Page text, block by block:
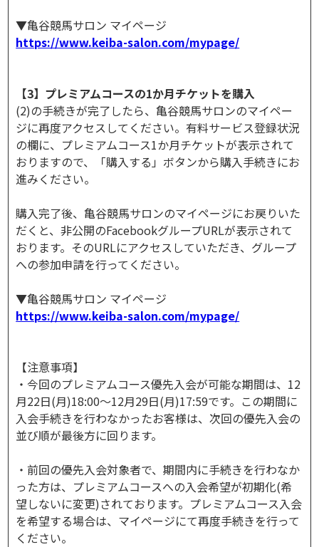
▼亀谷競馬サロン マイページ
https://www.keiba-salon.com/mypage/
【3】プレミアムコースの1か月チケットを購入
(2)の手続きが完了したら、亀谷競馬サロンのマイペー
ジに再度アクセスしてください。有料サービス登録状況
の欄に、プレミアムコース1か月チケットが表示されて
おりますので、「購入する」ボタンから購入手続きにお
進みください。
購入完了後、亀谷競馬サロンのマイページにお戻りいた
だくと、非公開のFacebookグループURLが表示されて
おります。そのURLにアクセスしていただき、グループ
への参加申請を行ってください。
▼亀谷競馬サロン マイページ
https://www.keiba-salon.com/mypage/
【注意事項】
・今回のプレミアムコース優先入会が可能な期間は、12
月22日(月)18:00～12月29日(月)17:59です。この期間に
入会手続きを行わなかったお客様は、次回の優先入会の
並び順が最後方に回ります。
・前回の優先入会対象者で、期間内に手続きを行わなか
った方は、プレミアムコースへの入会希望が初期化(希
望しないに変更)されております。プレミアムコース入会
を希望する場合は、マイページにて再度手続きを行って
ください。